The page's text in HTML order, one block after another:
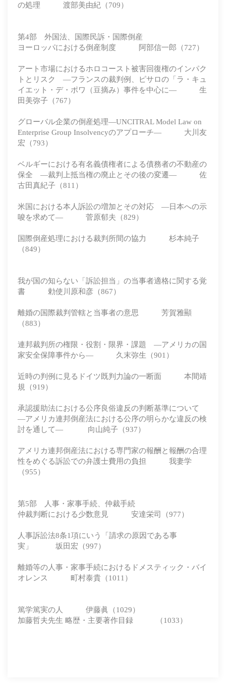
の処理 渡部美由紀（709）
第4部 外国法、国際民訴・国際倒産
ヨーロッパにおける倒産制度 阿部信一郎（727）
アート市場におけるホロコースト被害回復権のインパク
トとリスク ―フランスの裁判例、ピサロの「ラ・キュ
イエット・デ・ポワ（豆摘み）事件を中心に― 生
田美弥子（767）
グローバル企業の倒産処理―UNCITRAL Model Law on
Enterprise Group Insolvencyのアプローチ― 大川友
宏（793）
ベルギーにおける有名義債権者による債務者の不動産の
保全 ―裁判上抵当権の廃止とその後の変遷― 佐
古田真紀子（811）
米国における本人訴訟の増加とその対応 ―日本への示
唆を求めて― 菅原郁夫（829）
国際倒産処理における裁判所間の協力 杉本純子
（849）
我が国の知らない「訴訟担当」の当事者適格に関する覚
書 勅使川原和彦（867）
離婚の国際裁判管轄と当事者の意思 芳賀雅顯
（883）
連邦裁判所の権限・役割・限界・課題 ―アメリカの国
家安全保障事件から― 久末弥生（901）
近時の判例に見るドイツ既判力論の一断面 本間靖
規（919）
承認援助法における公序良俗違反の判断基準について
―アメリカ連邦倒産法における公序の明らかな違反の検
討を通して― 向山純子（937）
アメリカ連邦倒産法における専門家の報酬と報酬の合理
性をめぐる訴訟での弁護士費用の負担 我妻学
（955）
第5部 人事・家事手続、仲裁手続
仲裁判断における少数意見 安達栄司（977）
人事訴訟法8条1項にいう「請求の原因である事
実」 坂田宏（997）
離婚等の人事・家事手続におけるドメスティック・バイ
オレンス 町村泰貴（1011）
篤学篤実の人 伊藤眞（1029）
加藤哲夫先生 略歴・主要著作目録 （1033）